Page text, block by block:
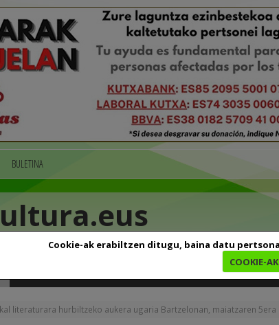
Cookie-ak erabiltzen ditugu, baina datu
COOKIE-
BULETINA
literaturara hurbiltzeko aukera ugaria Bartzelonan, maiatzaren